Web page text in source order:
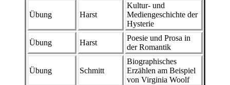
Übung Harst
Kultur- und
Mediengeschichte der
Hysterie
Übung Harst
Poesie und Prosa in
der Romantik
Übung Schmitt
Biographisches
Erzählen am Beispiel
von Virginia Woolf